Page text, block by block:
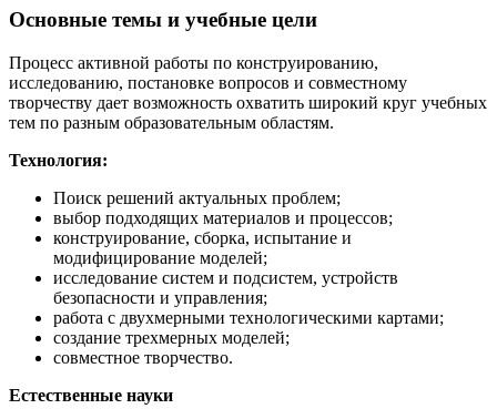
Основные темы и учебные цели
Процесс активной работы по конструированию,
исследованию, постановке вопросов и совместному
творчеству дает возможность охватить широкий круг учебных
тем по разным образовательным областям.
Технология:
Поиск решений актуальных проблем;
выбор подходящих материалов и процессов;
конструирование, сборка, испытание и
модифицирование моделей;
исследование систем и подсистем, устройств
безопасности и управления;
работа с двухмерными технологическими картами;
создание трехмерных моделей;
совместное творчество.
Естественные науки